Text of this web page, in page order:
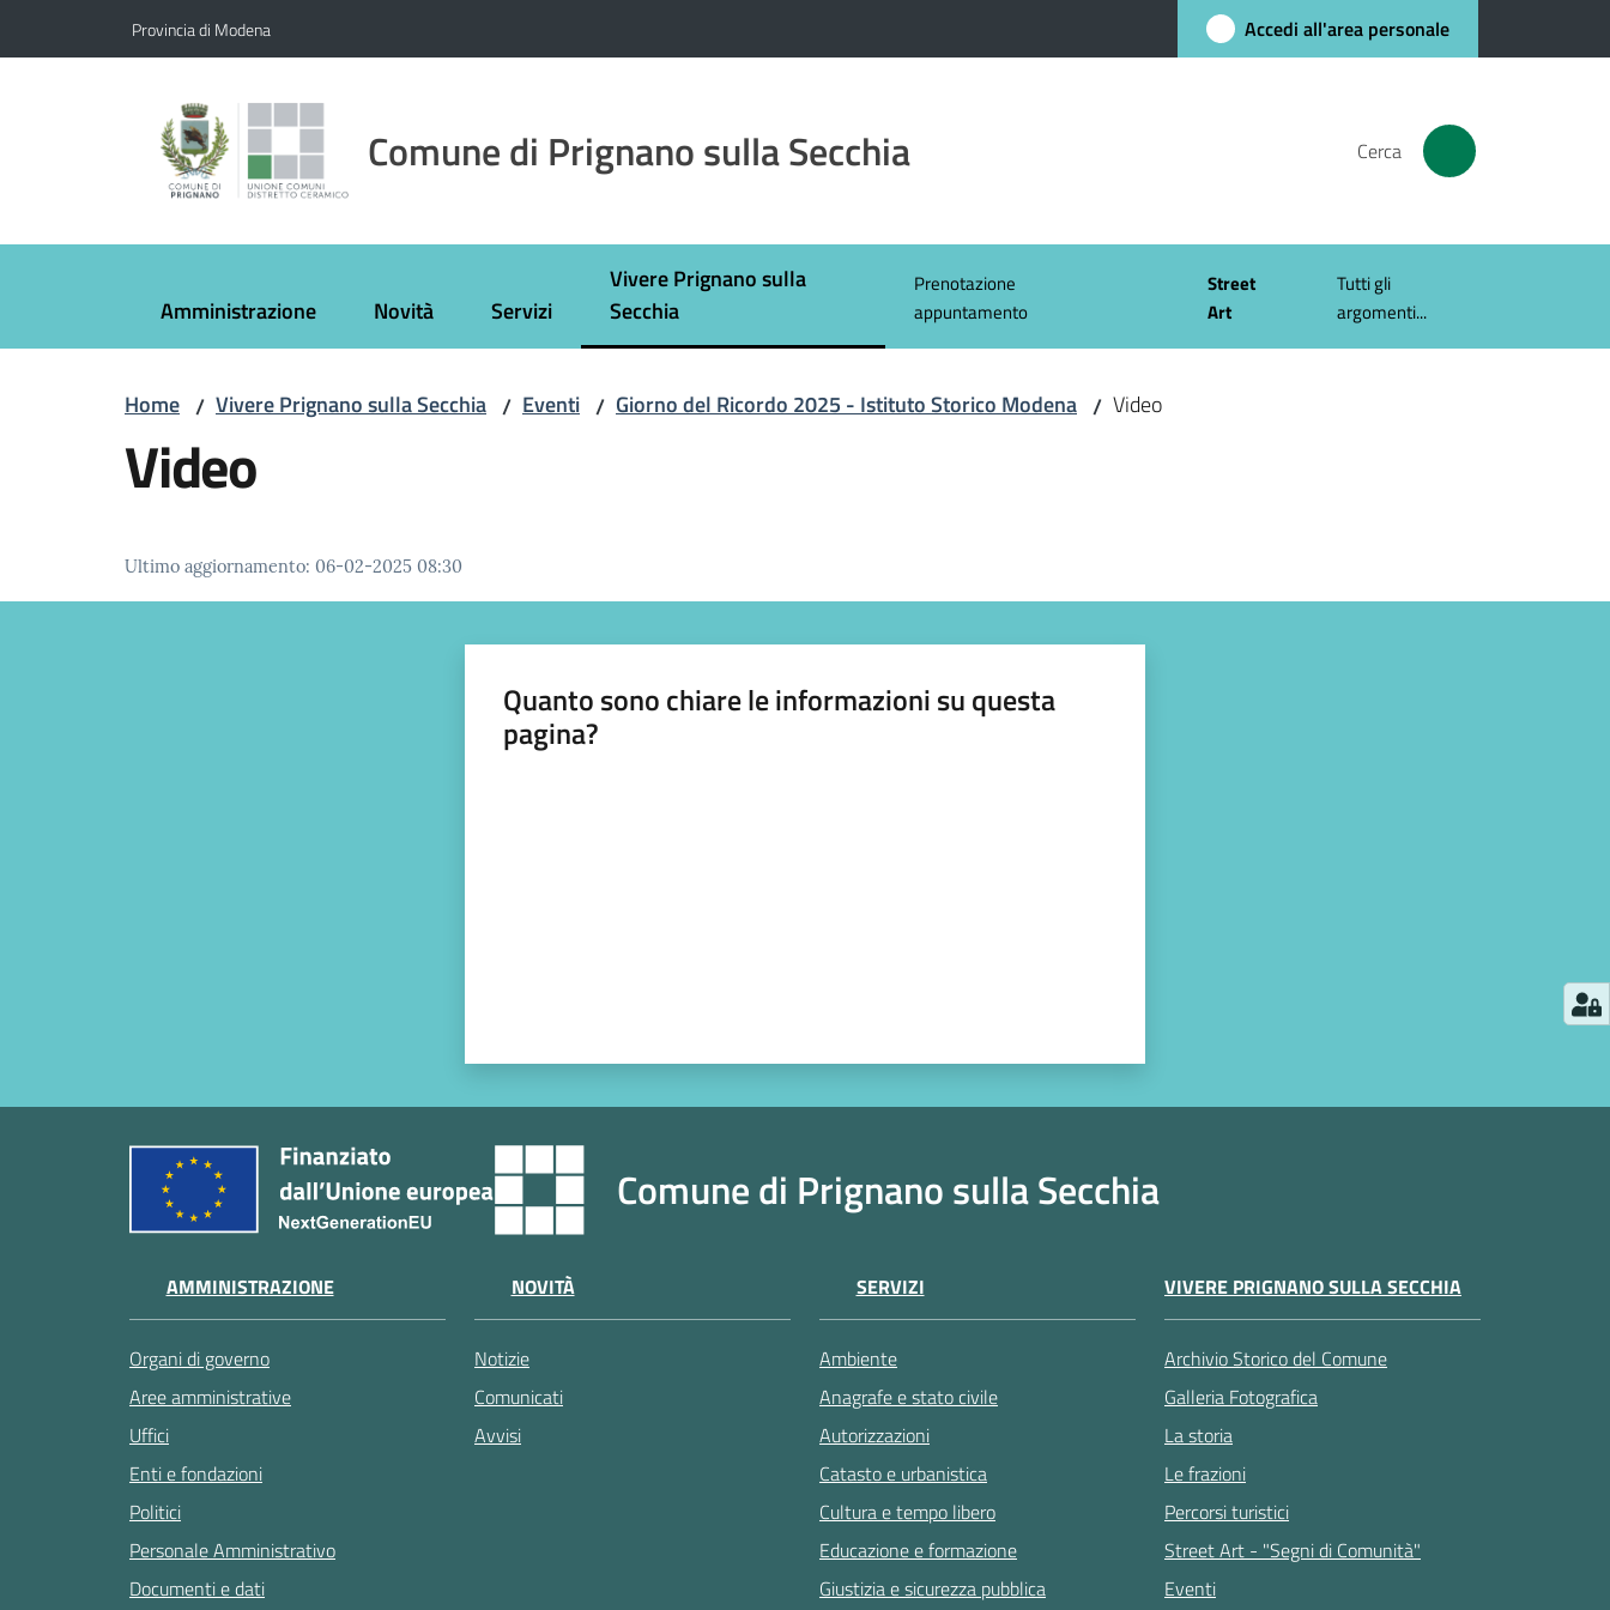
Provincia di Modena Accedi all'area personale
Comune di Prignano sulla Secchia Cerca
Amministrazione Novità Servizi
Vivere Prignano sulla
Secchia
Menu selezionato
Prenotazione
appuntamento
Street
Art
Tutti gli
argomenti...
Home / Vivere Prignano sulla Secchia / Eventi / Giorno del Ricordo 2025 - Istituto Storico Modena / Video
Video
Ultimo aggiornamento: 06-02-2025 08:30
Quanto sono chiare le informazioni su questa
pagina?
Comune di Prignano sulla Secchia
AMMINISTRAZIONE
Organi di governo
Aree amministrative
Uffici
Enti e fondazioni
Politici
Personale Amministrativo
Documenti e dati
NOVITÀ
Notizie
Comunicati
Avvisi
SERVIZI
Ambiente
Anagrafe e stato civile
Autorizzazioni
Catasto e urbanistica
Cultura e tempo libero
Educazione e formazione
Giustizia e sicurezza pubblica
VIVERE PRIGNANO SULLA SECCHIA
Archivio Storico del Comune
Galleria Fotografica
La storia
Le frazioni
Percorsi turistici
Street Art - "Segni di Comunità"
Eventi